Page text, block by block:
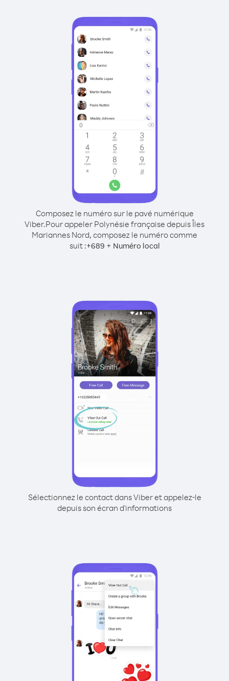
Composez le numéro sur le pavé numérique
Viber.Pour appeler Polynésie française depuis Îles
Mariannes Nord, composez le numéro comme
suit :+689 + Numéro local
Sélectionnez le contact dans Viber et appelez-le
depuis son écran d'informations